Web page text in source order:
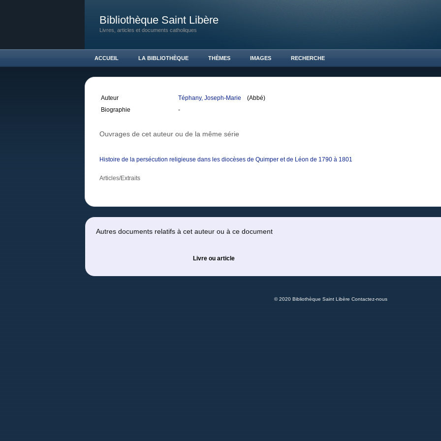
Bibliothèque Saint Libère
Livres, articles et documents catholiques
ACCUEIL LA BIBLIOTHÈQUE THÈMES IMAGES RECHERCHE
Auteur Téphany, Joseph-Marie
(Abbé)
Biographie
-
Ouvrages de cet auteur ou de la même série
Histoire de la persécution religieuse dans les diocèses de Quimper et de Léon de 1790 à 1801
Articles/Extraits
Autres documents relatifs à cet auteur ou à ce document
Livre ou article
© 2020 Bibliothèque Saint Libère Contactez-nous